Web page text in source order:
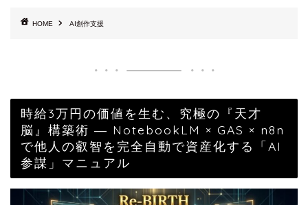
HOME AI創作支援
時給3万円の価値を生む、究極の『天才
脳』構築術 ― NotebookLM × GAS × n8n
で他人の叡智を完全自動で資産化する「AI
参謀」マニュアル